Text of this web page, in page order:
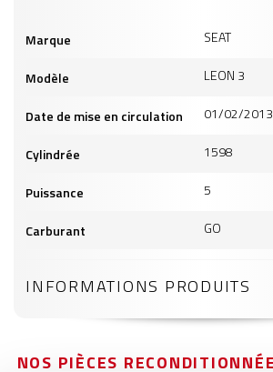
produits
Marque SEAT
Modèle LEON 3
Date de mise en circulation 01/02/2013
Cylindrée 1598
Puissance 5
Carburant GO
INFORMATIONS PRODUITS
NOS PIÈCES